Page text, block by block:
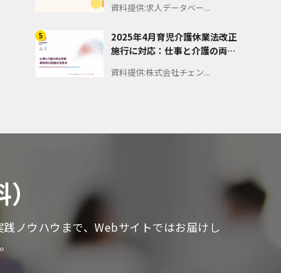
資料提供:求人データベー...
5
2025年4月育児介護休業法改正
施行に対応：仕事と介護の両立
－
資料提供:株式会社チェン...
ノウハウまで、Webサイトではお届けし